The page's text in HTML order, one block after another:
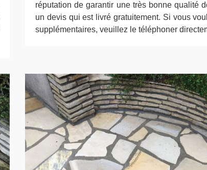
réputation de garantir une très bonne qualité
un devis qui est livré gratuitement. Si vous
supplémentaires, veuillez le téléphoner